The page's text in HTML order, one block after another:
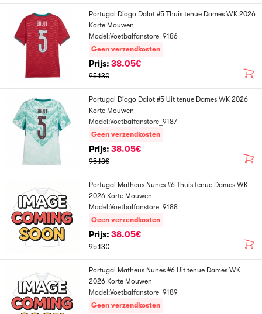
Portugal Diogo Dalot #5 Thuis tenue Dames WK 2026
Korte Mouwen
Model:Voetbalfanstore_9186
Geen verzendkosten
Prijs: 38.05€
95.13€
Portugal Diogo Dalot #5 Uit tenue Dames WK 2026
Korte Mouwen
Model:Voetbalfanstore_9187
Geen verzendkosten
Prijs: 38.05€
95.13€
Portugal Matheus Nunes #6 Thuis tenue Dames WK
2026 Korte Mouwen
Model:Voetbalfanstore_9188
Geen verzendkosten
Prijs: 38.05€
95.13€
Portugal Matheus Nunes #6 Uit tenue Dames WK
2026 Korte Mouwen
Model:Voetbalfanstore_9189
Geen verzendkosten